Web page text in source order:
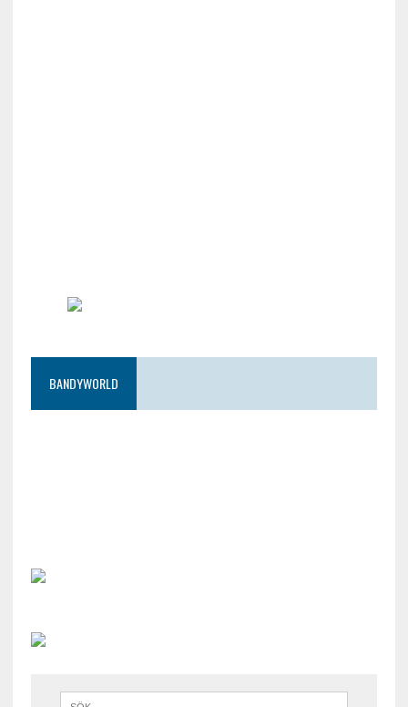
BANDYWORLD